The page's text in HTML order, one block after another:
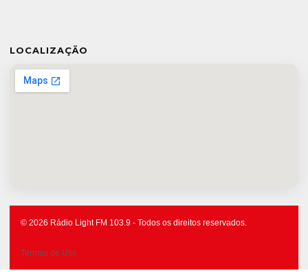
LOCALIZAÇÃO
© 2026 Rádio Light FM 103.9 - Todos os direitos reservados.
Termos de Uso